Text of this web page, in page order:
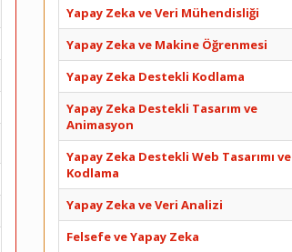
Yapay Zeka ve Veri Mühendisliği
Yapay Zeka ve Makine Öğrenmesi
Yapay Zeka Destekli Kodlama
Yapay Zeka Destekli Tasarım ve
Animasyon
Yapay Zeka Destekli Web Tasarımı ve
Kodlama
Yapay Zeka ve Veri Analizi
Felsefe ve Yapay Zeka